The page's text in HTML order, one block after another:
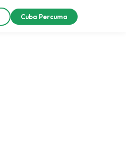
Cuba Percuma